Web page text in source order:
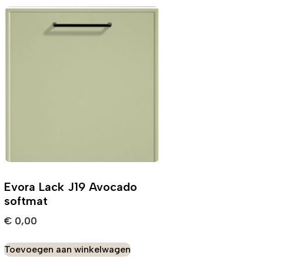
Evora Lack J19 Avocado
softmat
€ 0,00
Toevoegen aan winkelwagen